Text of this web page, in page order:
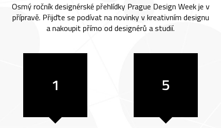
Osmý ročník designérské přehlídky Prague Design Week je v
přípravě. Přijďte se podívat na novinky v kreativním designu
a nakoupit přímo od designérů a studií.
1 5